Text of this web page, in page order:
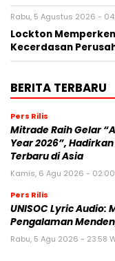
Rabu, 5 Agustus 2026 -
Lockton
Kecerdasan
BERITA TERBARU
Pers Rilis
Mitrade Raih Gelar
Year 2026”,
Terbaru di Asia
Kamis, 6 Agu 2026 - 02:00
Pers Rilis
UNISOC Lyric Audio:
Pengalaman
Rabu, 5 Agu 2026 - 23:58